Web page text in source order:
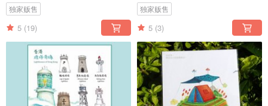
独家贩售
5 (19)
独家贩售
5 (3)